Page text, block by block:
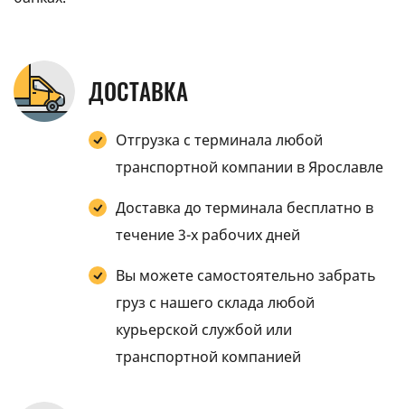
ДОСТАВКА
Отгрузка с терминала любой
транспортной компании в Ярославле
Доставка до терминала бесплатно в
течение 3-х рабочих дней
Вы можете самостоятельно забрать
груз с нашего склада любой
курьерской службой или
транспортной компанией